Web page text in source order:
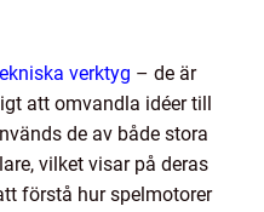
verktyg – de är
att omvandla idéer till
de av både stora
vilket visar på deras
förstå hur spelmotorer